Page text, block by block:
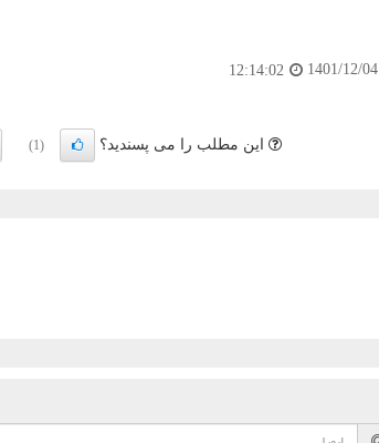
1401/12/04
12:14:02
این مطلب را می پسندید؟ (1)